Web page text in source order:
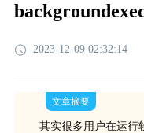
2023-12-09 02:32:14
文章摘要
其实很多用户在运行